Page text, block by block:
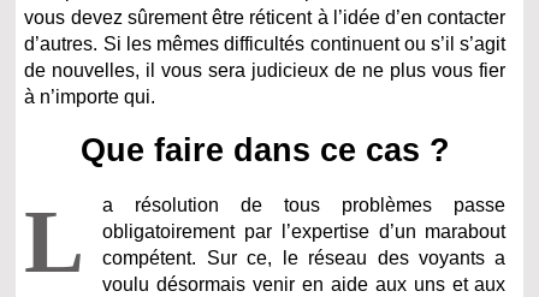
vous devez sûrement être réticent à l’idée d’en contacter
d’autres. Si les mêmes difficultés continuent ou s’il s’agit
de nouvelles, il vous sera judicieux de ne plus vous fier
à n’importe qui.
Que faire dans ce cas ?
L
a résolution de tous problèmes passe
obligatoirement par l’expertise d’un marabout
compétent. Sur ce, le réseau des voyants a
voulu désormais venir en aide aux uns et aux